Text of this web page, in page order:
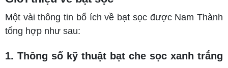
Một vài thông tin bổ ích về bạt sọc được Nam Thành
tổng hợp như sau:
1. Thông số kỹ thuật bạt che sọc xanh trắng